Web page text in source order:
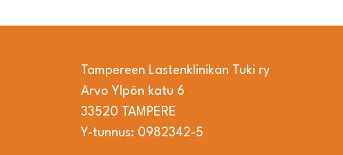
Tampereen Lastenklinikan Tuki ry
Arvo Ylpön katu 6
33520 TAMPERE
Y-tunnus: 0982342-5